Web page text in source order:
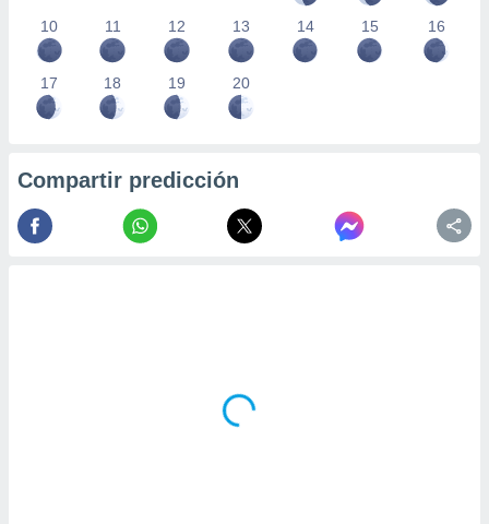
10 11 12 13 14 15 16
17 18 19 20
Compartir predicción